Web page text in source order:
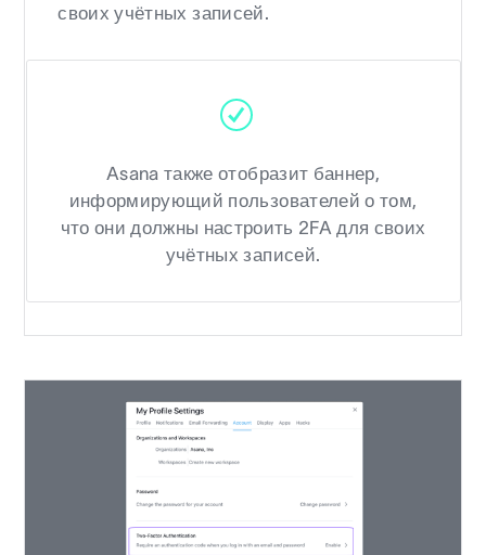
своих учётных записей.
Asana также отобразит баннер,
информирующий пользователей о том,
что они должны настроить 2FA для своих
учётных записей.